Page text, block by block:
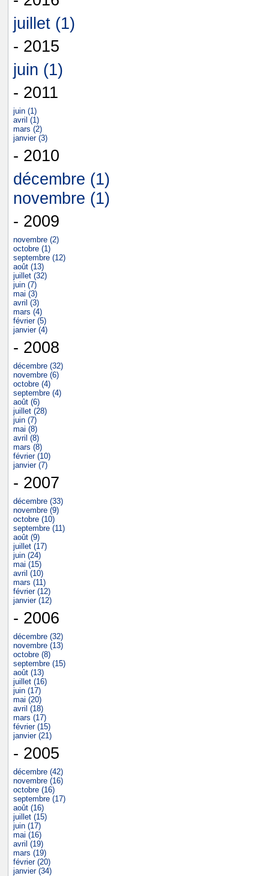
juillet (1)
- 2015
juin (1)
- 2011
juin (1)
avril (1)
mars (2)
janvier (3)
- 2010
décembre (1)
novembre (1)
- 2009
novembre (2)
octobre (1)
septembre (12)
août (13)
juillet (32)
juin (7)
mai (3)
avril (3)
mars (4)
février (5)
janvier (4)
- 2008
décembre (32)
novembre (6)
octobre (4)
septembre (4)
août (6)
juillet (28)
juin (7)
mai (8)
avril (8)
mars (8)
février (10)
janvier (7)
- 2007
décembre (33)
novembre (9)
octobre (10)
septembre (11)
août (9)
juillet (17)
juin (24)
mai (15)
avril (10)
mars (11)
février (12)
janvier (12)
- 2006
décembre (32)
novembre (13)
octobre (8)
septembre (15)
août (13)
juillet (16)
juin (17)
mai (20)
avril (18)
mars (17)
février (15)
janvier (21)
- 2005
décembre (42)
novembre (16)
octobre (16)
septembre (17)
août (16)
juillet (15)
juin (17)
mai (16)
avril (19)
mars (19)
février (20)
janvier (34)